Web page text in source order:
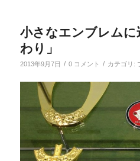
小さなエンブレム
わり」
2013年9月7日 / 0 コメント / カテゴリ: